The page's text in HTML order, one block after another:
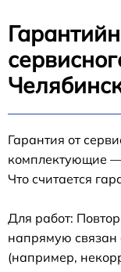
Гарантия от
комплектующие
Что считается
Для работ:
напрямую связан
(например,